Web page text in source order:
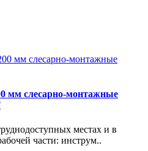
мм слесарно-монтажные
местах и в
части: инструм..